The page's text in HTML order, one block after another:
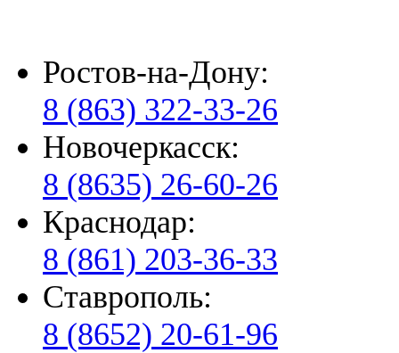
Ростов-на-Дону:
8 (863) 322-33-26
Новочеркасск:
8 (8635) 26-60-26
Краснодар:
8 (861) 203-36-33
Ставрополь:
8 (8652) 20-61-96